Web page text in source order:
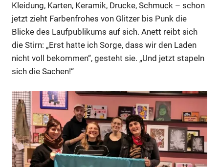
Anzeige
Kleidung, Karten, Keramik, Drucke, Schmuck – schon
jetzt zieht Farbenfrohes von Glitzer bis Punk die
Blicke des Laufpublikums auf sich. Anett reibt sich
die Stirn: „Erst hatte ich Sorge, dass wir den Laden
nicht voll bekommen“, gesteht sie. „Und jetzt stapeln
sich die Sachen!“